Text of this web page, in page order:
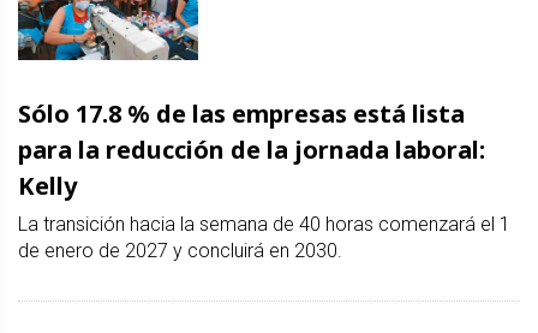
Sólo 17.8 % de las empresas está lista
para la reducción de la jornada laboral:
Kelly
La transición hacia la semana de 40 horas comenzará el 1
de enero de 2027 y concluirá en 2030.